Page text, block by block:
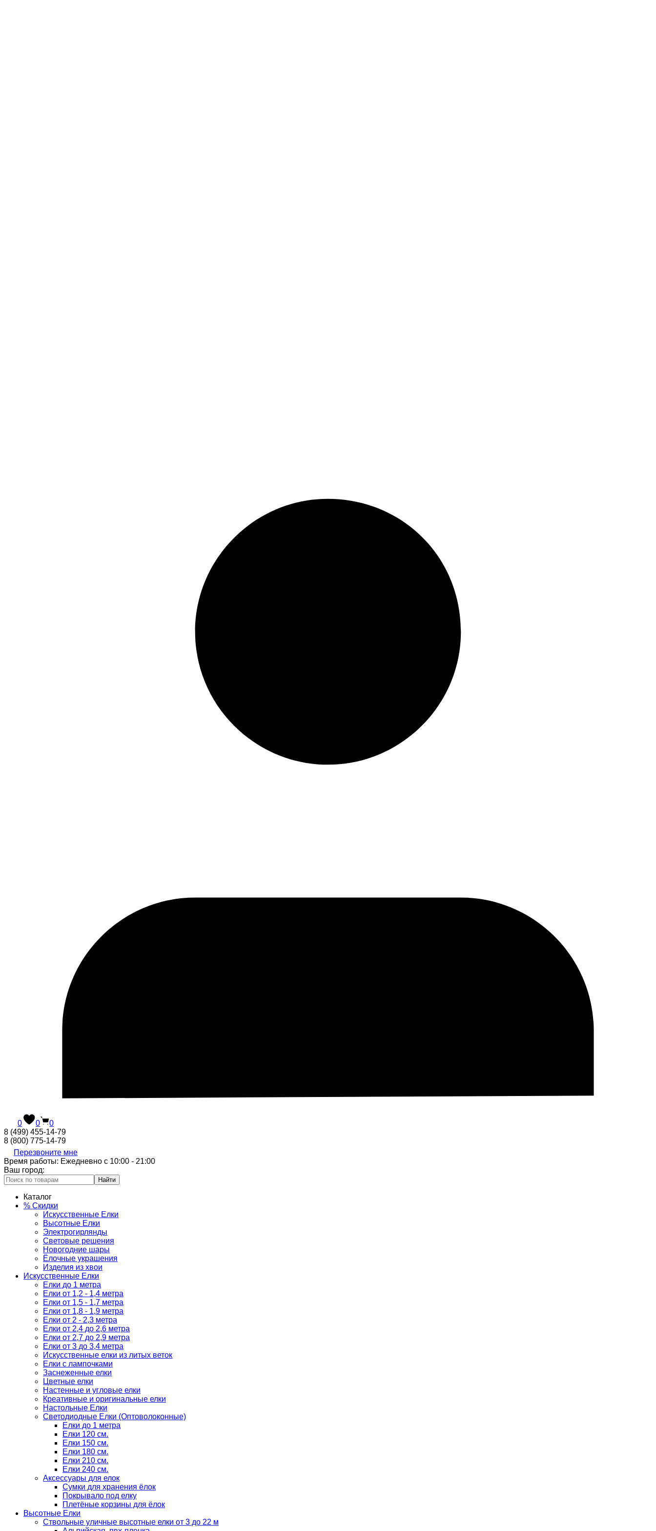
0 0
0
8 (499) 455-14-79
8 (800) 775-14-79
Перезвоните мне
Время работы: Ежедневно с 10:00 - 21:00
Ваш город:
Найти
Каталог
% Скидки
Искусственные Елки
Высотные Елки
Электрогирлянды
Световые решения
Новогодние шары
Ёлочные украшения
Изделия из хвои
Искусственные Елки
Елки до 1 метра
Елки от 1,2 - 1,4 метра
Елки от 1,5 - 1,7 метра
Елки от 1,8 - 1,9 метра
Елки от 2 - 2,3 метра
Елки от 2,4 до 2,6 метра
Елки от 2,7 до 2,9 метра
Елки от 3 до 3,4 метра
Искусственные елки из литых веток
Елки с лампочками
Заснеженные елки
Цветные елки
Настенные и угловые елки
Креативные и оригинальные елки
Настольные Елки
Светодиодные Елки (Оптоволоконные)
Елки до 1 метра
Елки 120 см.
Елки 150 см.
Елки 180 см.
Елки 210 см.
Елки 240 см.
Аксессуары для елок
Сумки для хранения ёлок
Покрывало под елку
Плетёные корзины для ёлок
Высотные Елки
Ствольные уличные высотные елки от 3 до 22 м